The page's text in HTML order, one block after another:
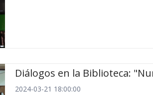
Diálogos en la Biblioteca:
2024-03-21 18:00:00